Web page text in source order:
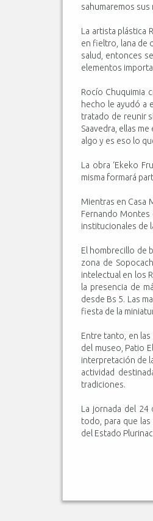
sahumaremos sus
La artista plástica
en fieltro, lana de
salud, entonces
elementos
Rocío Chuquimia
hecho le ayudó a
tratado de reunir
Saavedra, ellas
algo y es eso lo
La obra ‘Ekeko
misma formará
Mientras en Casa
Fernando Montes
institucionales de
El hombrecillo de
zona de
intelectual en los
la presencia de
desde Bs 5. Las
fiesta de la
Entre tanto, en
del museo, Patio
interpretación de
actividad
tradiciones.
La jornada del
todo, para que
del Estado